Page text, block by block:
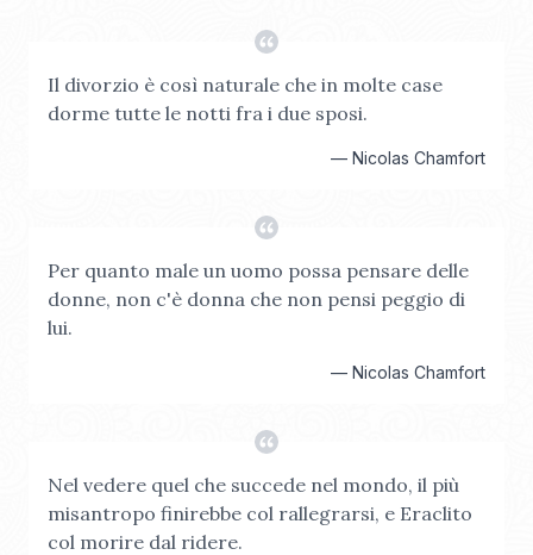
Il divorzio è così naturale che in molte case
dorme tutte le notti fra i due sposi.
— Nicolas Chamfort
Per quanto male un uomo possa pensare delle
donne, non c'è donna che non pensi peggio di
lui.
— Nicolas Chamfort
Nel vedere quel che succede nel mondo, il più
misantropo finirebbe col rallegrarsi, e Eraclito
col morire dal ridere.